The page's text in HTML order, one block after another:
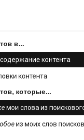
в...
контента
контента
которые...
мои слова из
из моих слов